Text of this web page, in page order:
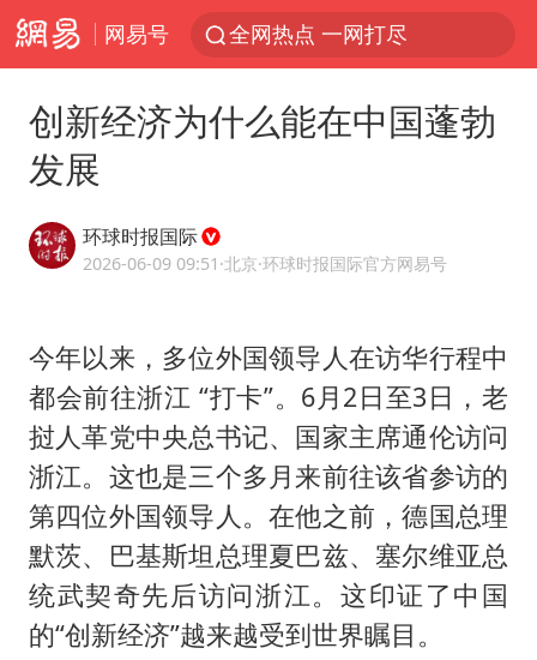
网易号 全网热点 一网打尽
创新经济为什么能在中国蓬勃
发展
环球时报国际
2026-06-09 09:51 ·北京·环球时报国际官方网易号
今年以来，多位外国领导人在访华行程中
都会前往浙江 “打卡”。6月2日至3日，老
挝人革党中央总书记、国家主席通伦访问
浙江。这也是三个多月来前往该省参访的
第四位外国领导人。在他之前，德国总理
默茨、巴基斯坦总理夏巴兹、塞尔维亚总
统武契奇先后访问浙江。这印证了中国
的“创新经济”越来越受到世界瞩目。